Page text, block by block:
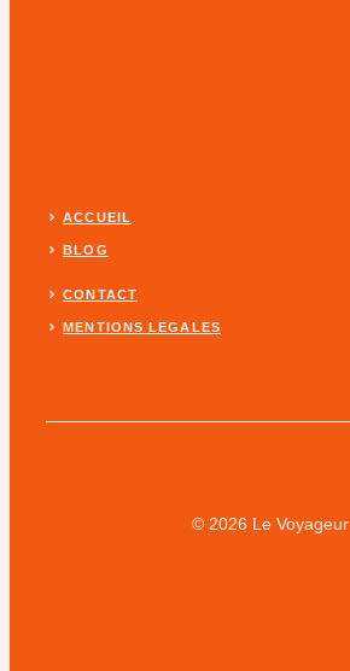
ACCUEIL
BLOG
CONTACT
MENTIONS LEGALES
© 2026 Le Voyageur